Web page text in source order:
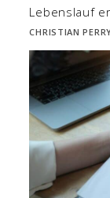
Lebenslauf
CHRISTIAN